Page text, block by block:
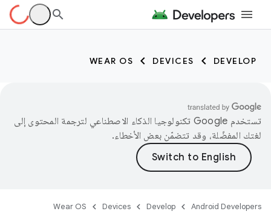
DEVELOP
DEVICES
WEAR OS
تستخدم Google تكنولوجيا الذكاء الاصطناعي لترجمة المحتوى إلى
لغتك المفضّلة، وقد تتضمّن بعض الأخطاء.
Android Developers
Develop
Devices
Wear OS